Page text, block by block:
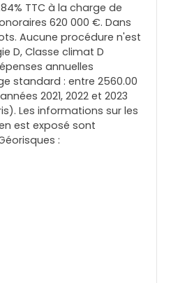
TTC à la charge de
620 000 €. Dans
Aucune procédure n'est
D, Classe climat D
annuelles
standard : entre 2560.00
2021, 2022 et 2023
Les informations sur les
est exposé sont
: